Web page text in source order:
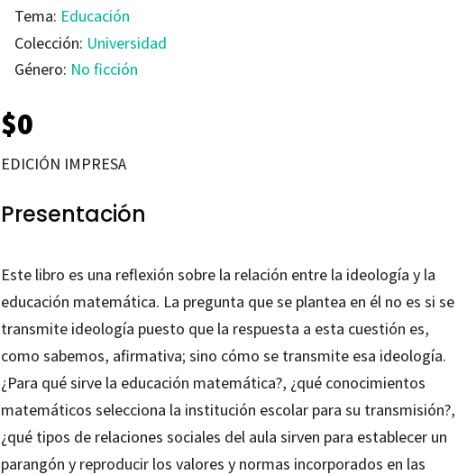
Tema: Educación
Colección: Universidad
Género: No ficción
$0
EDICIÓN IMPRESA
Presentación
Este libro es una reflexión sobre la relación entre la ideología y la
educación matemática. La pregunta que se plantea en él no es si se
transmite ideología puesto que la respuesta a esta cuestión es,
como sabemos, afirmativa; sino cómo se transmite esa ideología.
¿Para qué sirve la educación matemática?, ¿qué conocimientos
matemáticos selecciona la institución escolar para su transmisión?,
¿qué tipos de relaciones sociales del aula sirven para establecer un
parangón y reproducir los valores y normas incorporados en las